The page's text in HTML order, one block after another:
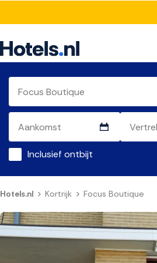
Inclusief ontbijt
Hotels.nl Kortrijk Focus Boutique